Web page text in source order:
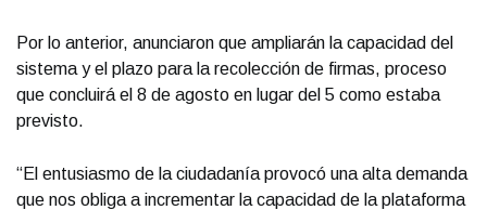
Por lo anterior, anunciaron que ampliarán la capacidad del
sistema y el plazo para la recolección de firmas, proceso
que concluirá el 8 de agosto en lugar del 5 como estaba
previsto.
“El entusiasmo de la ciudadanía provocó una alta demanda
que nos obliga a incrementar la capacidad de la plataforma